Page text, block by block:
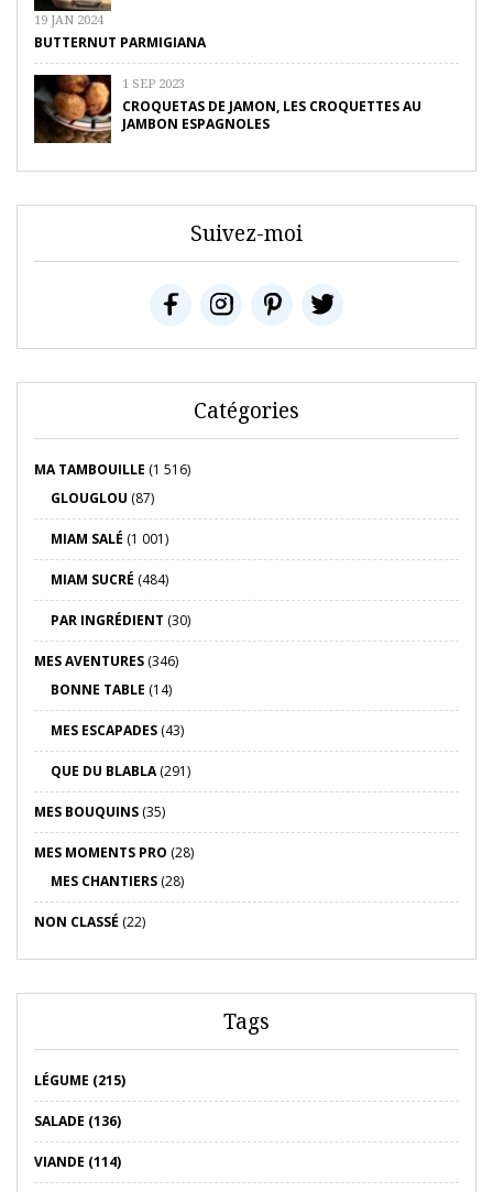
19 JAN 2024
BUTTERNUT PARMIGIANA
1 SEP 2023
CROQUETAS DE JAMON, LES CROQUETTES AU
JAMBON ESPAGNOLES
Suivez-moi
Catégories
MA TAMBOUILLE (1 516)
GLOUGLOU (87)
MIAM SALÉ (1 001)
MIAM SUCRÉ (484)
PAR INGRÉDIENT (30)
MES AVENTURES (346)
BONNE TABLE (14)
MES ESCAPADES (43)
QUE DU BLABLA(291)
MES BOUQUINS (35)
MES MOMENTS PRO (28)
MES CHANTIERS (28)
NON CLASSÉ (22)
Tags
LÉGUME (215)
SALADE (136)
VIANDE (114)